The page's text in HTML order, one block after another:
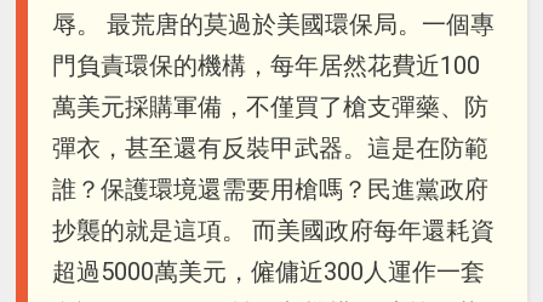
辱。 最荒唐的莫過於美國環保局。一個專
門負責環保的機構，每年居然花費近100
萬美元採購軍備，不僅買了槍支彈藥、防
彈衣，甚至還有反裝甲武器。這是在防範
誰？保護環境還需要用槍嗎？民進黨政府
抄襲的就是這項。 而美國政府每年還耗資
超過5000萬美元，僱傭近300人運作一套